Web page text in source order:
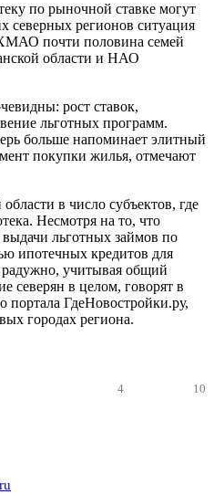
по рыночной ставке могут
северных регионов ситуация
почти половина семей
области и НАО
рост ставок,
льготных программ.
больше напоминает элитный
покупки жилья, отмечают
в число субъектов, где
Несмотря на то, что
льготных займов по
ипотечных кредитов для
радужно, учитывая общий
северян в целом, говорят в
портала ГдеНовостройки.ру,
городах региона.
4 10